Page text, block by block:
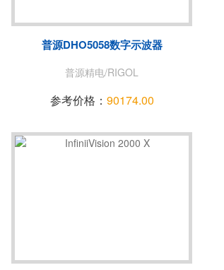
BNC
AP
普源DHO5058数字示波器
普源精电/RIGOL
参考价格： 90174.00